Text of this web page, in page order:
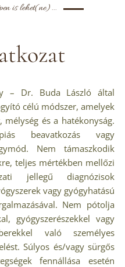
is lehet(ne)...
– Dr. Buda László által
célú módszer, amelyek
és a hatékonyság.
beavatkozás vagy
Nem támaszkodik
teljes mértékben mellőzi
jellegű diagnózisok
vagy gyógyhatású
Nem pótolja
gyógyszerészekkel vagy
való személyes
Súlyos és/vagy sürgős
fennállása esetén